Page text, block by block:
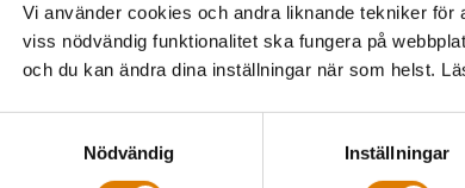
Vi använder cookies och andra liknande tekniker
viss nödvändig funktionalitet ska fungera på
och du kan ändra dina inställningar när som helst.
Nödvändig
Inställningar
vägledning för ett systematiskt
arbetssätt
En vägledning för hur byggherrar i Sveriges
Allmännyttas medlemsföretag kan arbe...
Boende, Nyproduktion